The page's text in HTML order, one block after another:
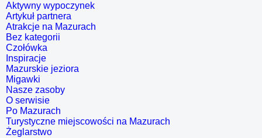
Aktywny wypoczynek
Artykuł partnera
Atrakcje na Mazurach
Bez kategorii
Czołówka
Inspiracje
Mazurskie jeziora
Migawki
Nasze zasoby
O serwisie
Po Mazurach
Turystyczne miejscowości na Mazurach
Żeglarstwo